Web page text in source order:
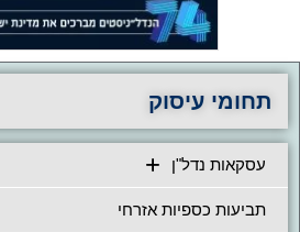
עיסוק
עסקאות נדל"ן
תביעות כספיות אזרחי